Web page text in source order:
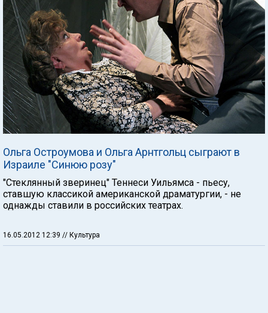
Ольга Остроумова и Ольга Арнтгольц сыграют в
Израиле "Синюю розу"
"Стеклянный зверинец" Теннеси Уильямса - пьесу,
ставшую классикой американской драматургии, - не
однажды ставили в российских театрах.
16.05.2012 12:39 // Культура